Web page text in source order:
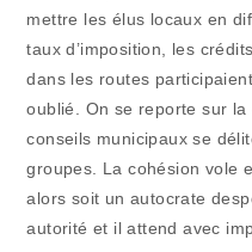
mettre les élus locaux en
taux d’imposition, les
dans les routes
oublié. On se reporte sur
conseils municipaux se
groupes. La cohésion vole
alors soit un autocrate
autorité et il attend avec